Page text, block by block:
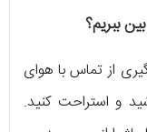
ببریم؟
از تماس با هوای
و استراحت کنید.